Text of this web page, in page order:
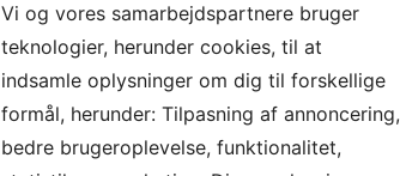
Vi og vores samarbejdspartnere bruger
teknologier, herunder cookies, til at
indsamle oplysninger om dig til forskellige
formål, herunder: Tilpasning af annoncering,
bedre brugeroplevelse, funktionalitet,